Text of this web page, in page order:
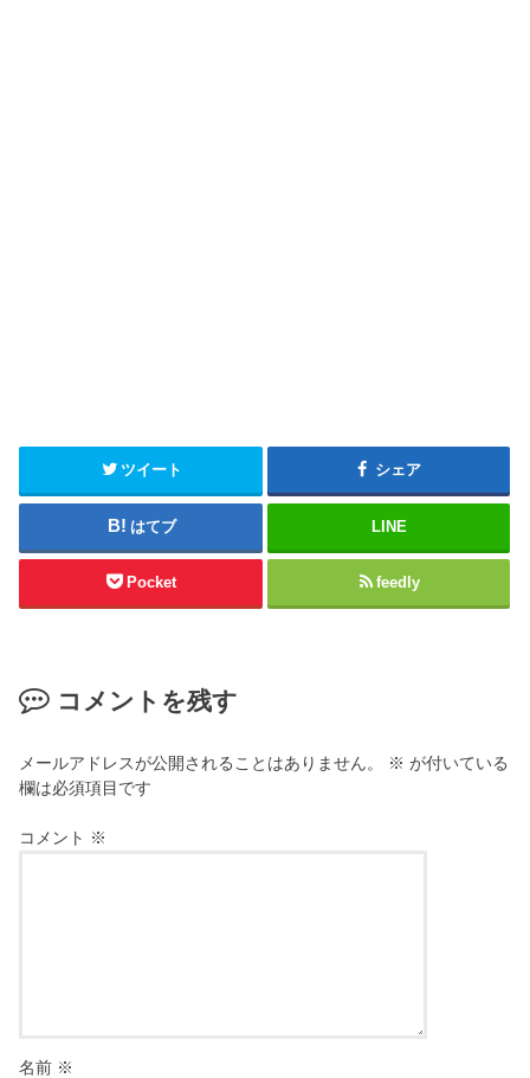
ツイート シェア
はてブ LINE
Pocket feedly
コメントを残す
メールアドレスが公開されることはありません。 ※ が付いている
欄は必須項目です
コメント ※
名前 ※